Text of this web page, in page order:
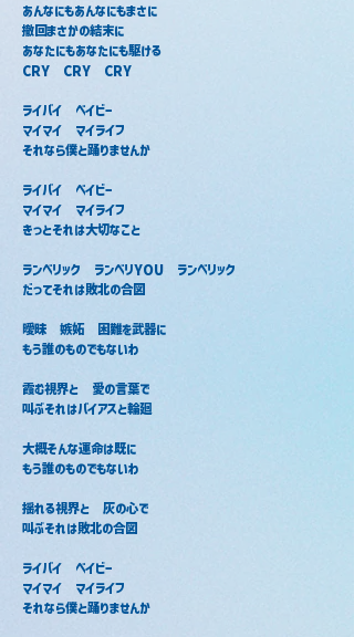
あんなにもあんなにもまさに
撤回まさかの結末に
あなたにもあなたにも駆ける
CRY　CRY　CRY
ライバイ　ベイビー
マイマイ　マイライフ
それなら僕と踊りませんか
ライバイ　ベイビー
マイマイ　マイライフ
きっとそれは大切なこと
ランベリック　ランベリYOU　ランベリック
だってそれは敗北の合図
曖昧　嫉妬　困難を武器に
もう誰のものでもないわ
霞む視界と　愛の言葉で
叫ぶそれはバイアスと輪廻
大概そんな運命は既に
もう誰のものでもないわ
揺れる視界と　灰の心で
叫ぶそれは敗北の合図
ライバイ　ベイビー
マイマイ　マイライフ
それなら僕と踊りませんか